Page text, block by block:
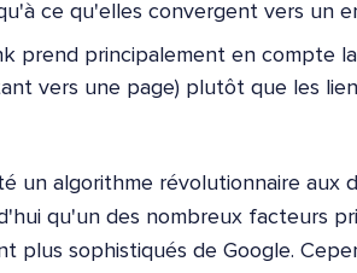
ce qu'elles convergent vers un
prend principalement en compte
vers une page) plutôt que les
un algorithme révolutionnaire aux
qu'un des nombreux facteurs
plus sophistiqués de Google.